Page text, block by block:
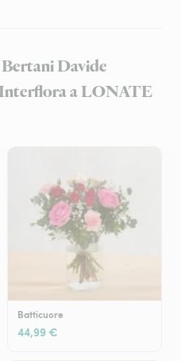
Davide
a LONATE
Batticuore
44,99 €